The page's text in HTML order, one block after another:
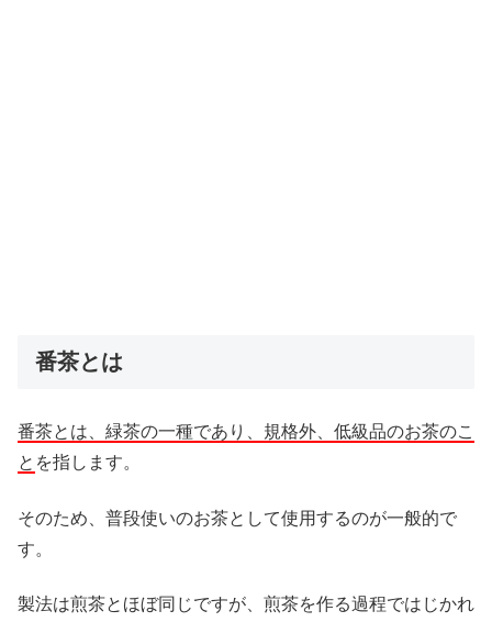
番茶とは
番茶とは、緑茶の一種であり、規格外、低級品のお茶のこ
と を指します。
そのため、普段使いのお茶として使用するのが一般的で
す。
製法は煎茶とほぼ同じですが、 煎茶を作る過程ではじかれ